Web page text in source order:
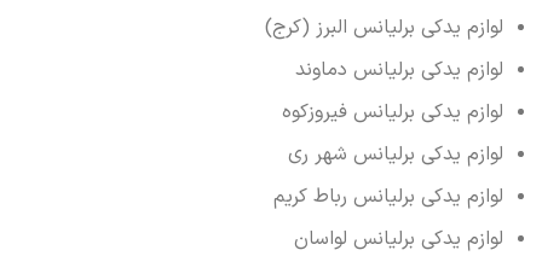
لوازم یدکی برلیانس البرز (کرج)
لوازم یدکی برلیانس دماوند
لوازم یدکی برلیانس فیروزکوه
لوازم یدکی برلیانس شهر ری
لوازم یدکی برلیانس رباط کریم
لوازم یدکی برلیانس لواسان